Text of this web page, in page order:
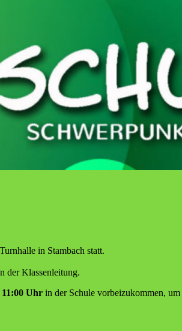
in Stambach statt.
der Klassenleitung.
Uhr in der Schule vorbeizukommen,